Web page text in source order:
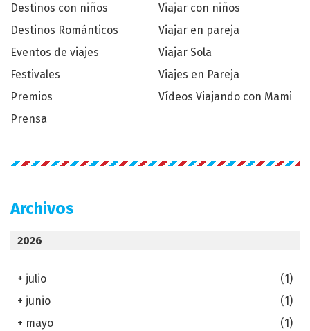
Destinos con niños
Destinos Románticos
Eventos de viajes
Festivales
Premios
Prensa
Viajar con niños
Viajar en pareja
Viajar Sola
Viajes en Pareja
Vídeos Viajando con Mami
Archivos
2026
+ julio
(1)
+ junio
(1)
+ mayo
(1)